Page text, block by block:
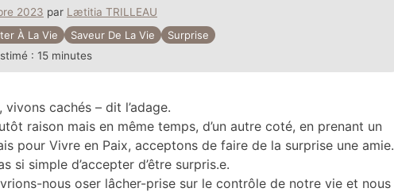
2023 par Lætitia TRILLEAU
À La Vie Saveur De La Vie
Surprise
: 15 minutes
vivons cachés – dit l’adage.
raison mais en même temps, d’un autre coté, en prenant un
pour Vivre en Paix, acceptons de faire de la surprise une amie.
si simple d’accepter d’être surpris.e.
nous oser lâcher-prise sur le contrôle de notre vie et nous